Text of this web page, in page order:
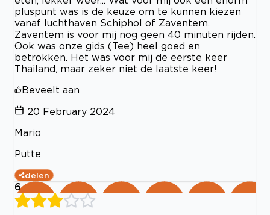
pluspunt was is de keuze om te kunnen kiezen
vanaf luchthaven Schiphol of Zaventem.
Zaventem is voor mij nog geen 40 minuten rijden.
Ook was onze gids (Tee) heel goed en
betrokken. Het was voor mij de eerste keer
Thailand, maar zeker niet de laatste keer!
Beveelt aan
20 February 2024
Mario
Putte
delen
6